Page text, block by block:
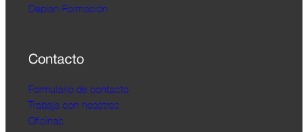
Deplan Formación
Contacto
Formulario de contacto
Trabaja con nosotros
Oficinas